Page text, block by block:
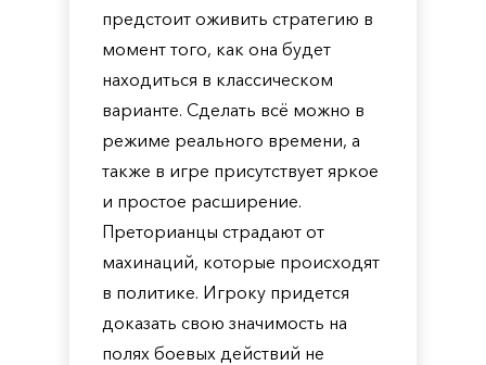
предстоит оживить стратегию в
момент того, как она будет
находиться в классическом
варианте. Сделать всё можно в
режиме реального времени, а
также в игре присутствует яркое
и простое расширение.
Преторианцы страдают от
махинаций, которые происходят
в политике. Игроку придется
доказать свою значимость на
полях боевых действий не